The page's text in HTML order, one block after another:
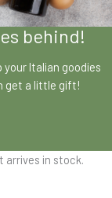
behind!
your Italian goodies
get a little gift!
arrives in stock.